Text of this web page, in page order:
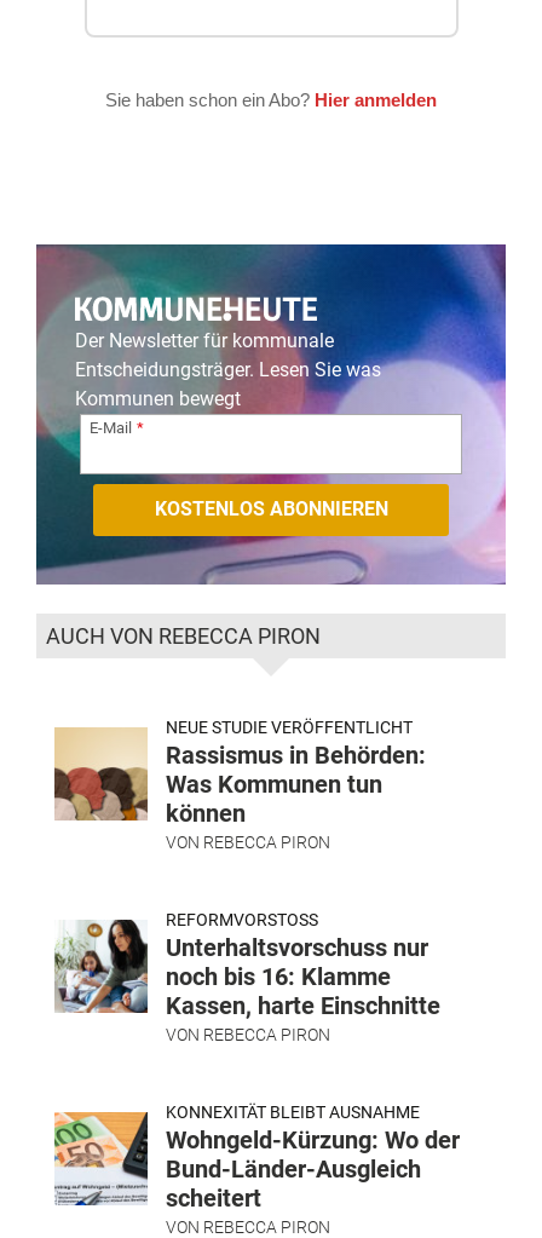
Der Newsletter für kommunale
Entscheidungsträger. Lesen Sie was
Kommunen bewegt
E-Mail
AUCH VON REBECCA PIRON
NEUE STUDIE VERÖFFENTLICHT
Rassismus in Behörden:
Was Kommunen tun
können
VON REBECCA PIRON
REFORMVORSTOSS
Unterhaltsvorschuss nur
noch bis 16: Klamme
Kassen, harte Einschnitte
VON REBECCA PIRON
KONNEXITÄT BLEIBT AUSNAHME
Wohngeld-Kürzung: Wo der
Bund-Länder-Ausgleich
scheitert
VON REBECCA PIRON